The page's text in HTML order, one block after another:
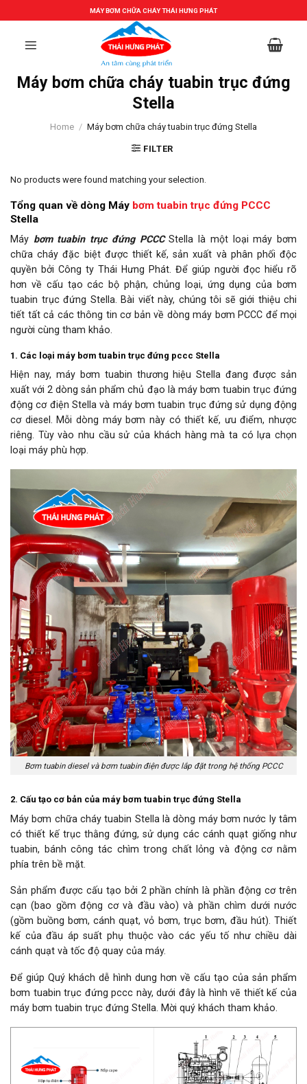
to
MÁY BƠM CHỮA CHÁY THÁI HƯNG PHÁT
Máy bơm chữa cháy tuabin trục đứng
Stella
Home / Máy bơm chữa cháy tuabin trục đứng Stella
FILTER
No products were found matching your selection.
Tổng quan về dòng Máy bơm tuabin trục đứng PCCC
Stella
Máy bơm tuabin trục đứng PCCCStella là một loại máy bơm
chữa cháy đặc biệt được thiết kế, sản xuất và phân phối độc
quyền bởi Công ty Thái Hưng Phát. Để giúp người đọc hiểu rõ
hơn về cấu tạo các bộ phận, chủng loại, ứng dụng của bơm
tuabin trục đứng Stella. Bài viết này, chúng tôi sẽ giới thiệu chi
tiết tất cả các thông tin cơ bản về dòng máy bơm PCCC để mọi
người cùng tham khảo.
1. Các loại máy bơm tuabin trục đứng pccc Stella
Hiện nay, máy bơm tuabin thương hiệu Stella đang được sản
xuất với 2 dòng sản phẩm chủ đạo là máy bơm tuabin trục đứng
động cơ điện Stella và máy bơm tuabin trục đứng sử dụng động
cơ diesel. Mỗi dòng máy bơm này có thiết kế, ưu điểm, nhược
riêng. Tùy vào nhu cầu sử của khách hàng mà ta có lựa chọn
loại máy phù hợp.
Bơm tuabin diesel và bơm tuabin điện được lắp đặt trong hệ thống PCCC
2. Cấu tạo cơ bản của máy bơm tuabin trục đứng Stella
Máy bơm chữa cháy tuabin Stella là dòng máy bơm nước ly tâm
có thiết kế trục thằng đứng, sử dụng các cánh quạt giống như
tuabin, bánh công tác chìm trong chất lỏng và động cơ nằm
phía trên bề mặt.
Sản phẩm được cấu tạo bởi 2 phần chính là phần động cơ trên
cạn (bao gồm động cơ và đầu vào) và phần chìm dưới nước
(gồm buồng bơm, cánh quạt, vỏ bơm, trục bơm, đầu hút). Thiết
kế của đầu áp suất phụ thuộc vào các yếu tố như chiều dài
cánh quạt và tốc độ quay của máy.
Để giúp Quý khách dễ hình dung hơn về cấu tạo của sản phẩm
bơm tuabin trục đứng pccc này, dưới đây là hình vẽ thiết kế của
máy bơm tuabin trục đứng Stella. Mời quý khách tham khảo.